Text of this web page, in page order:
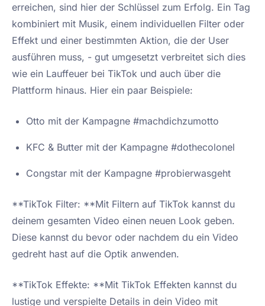
erreichen, sind hier der Schlüssel zum Erfolg. Ein Tag
kombiniert mit Musik, einem individuellen Filter oder
Effekt und einer bestimmten Aktion, die der User
ausführen muss, - gut umgesetzt verbreitet sich dies
wie ein Lauffeuer bei TikTok und auch über die
Plattform hinaus. Hier ein paar Beispiele:
Otto mit der Kampagne #machdichzumotto
KFC & Butter mit der Kampagne #dothecolonel
Congstar mit der Kampagne #probierwasgeht
**TikTok Filter: **Mit Filtern auf TikTok kannst du
deinem gesamten Video einen neuen Look geben.
Diese kannst du bevor oder nachdem du ein Video
gedreht hast auf die Optik anwenden.
**TikTok Effekte: **Mit TikTok Effekten kannst du
lustige und verspielte Details in dein Video mit